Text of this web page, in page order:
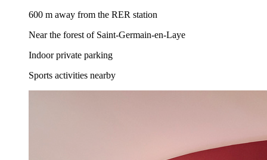
600 m away from the RER station
Near the forest of Saint-Germain-en-Laye
Indoor private parking
Sports activities nearby